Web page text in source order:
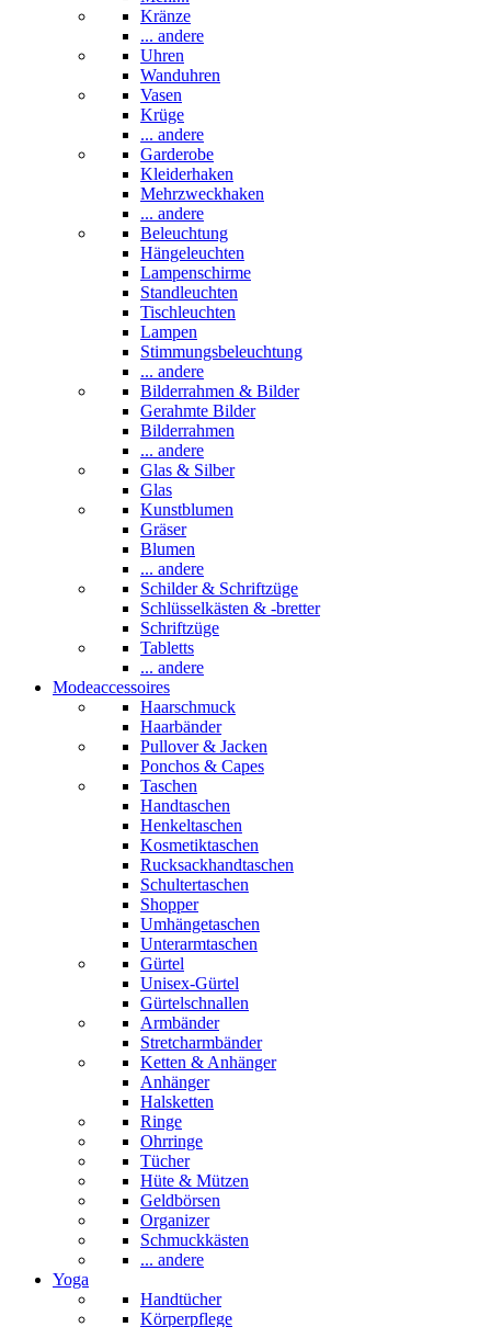
Kränze
... andere
Uhren
Wanduhren
Vasen
Krüge
... andere
Garderobe
Kleiderhaken
Mehrzweckhaken
... andere
Beleuchtung
Hängeleuchten
Lampenschirme
Standleuchten
Tischleuchten
Lampen
Stimmungsbeleuchtung
... andere
Bilderrahmen & Bilder
Gerahmte Bilder
Bilderrahmen
... andere
Glas & Silber
Glas
Kunstblumen
Gräser
Blumen
... andere
Schilder & Schriftzüge
Schlüsselkästen & -bretter
Schriftzüge
Tabletts
... andere
Modeaccessoires
Haarschmuck
Haarbänder
Pullover & Jacken
Ponchos & Capes
Taschen
Handtaschen
Henkeltaschen
Kosmetiktaschen
Rucksackhandtaschen
Schultertaschen
Shopper
Umhängetaschen
Unterarmtaschen
Gürtel
Unisex-Gürtel
Gürtelschnallen
Armbänder
Stretcharmbänder
Ketten & Anhänger
Anhänger
Halsketten
Ringe
Ohrringe
Tücher
Hüte & Mützen
Geldbörsen
Organizer
Schmuckkästen
... andere
Yoga
Handtücher
Körperpflege